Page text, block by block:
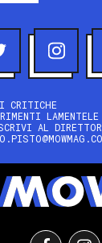
CRITICHE
AL